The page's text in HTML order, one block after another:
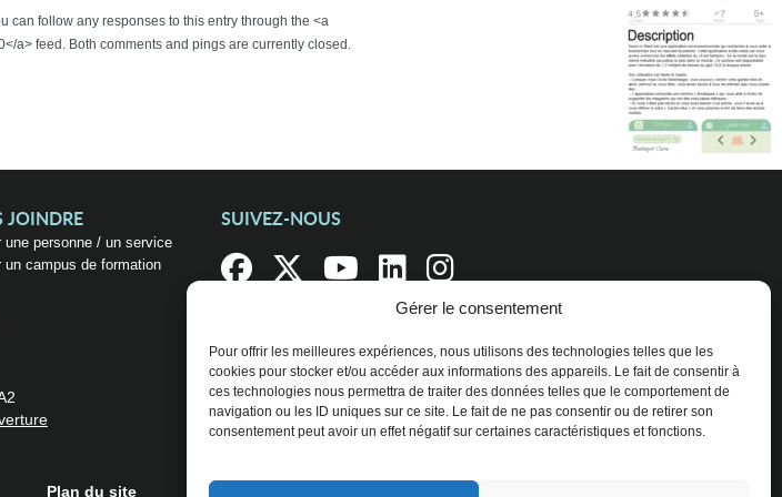
Gérer le consentement
Pour offrir les meilleures expériences, nous utilisons des technologies telles que les
cookies pour stocker et/ou accéder aux informations des appareils. Le fait de consentir à
ces technologies nous permettra de traiter des données telles que le comportement de
navigation ou les ID uniques sur ce site. Le fait de ne pas consentir ou de retirer son
consentement peut avoir un effet négatif sur certaines caractéristiques et fonctions.
can follow any responses to this entry through the <a
a> feed. Both comments and pings are currently closed.
JOINDRE
une personne / un service
un campus de formation
SUIVEZ-NOUS
Plan du site